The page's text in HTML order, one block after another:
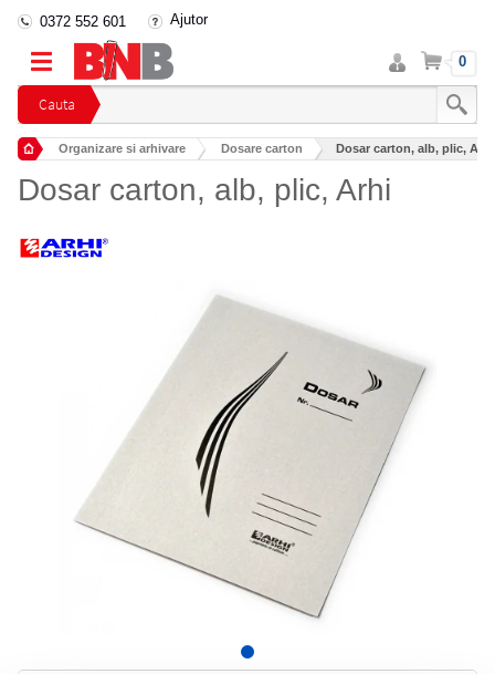
Cauta
0372 552 601 Ajutor
Intra
in
cont
Cos 0
Organizare si arhivare Dosare carton Dosar carton, alb, plic, Arhi
Dosar carton, alb, plic, Arhi